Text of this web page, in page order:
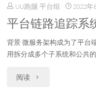
心
从
0
到
面
部
实
UU跑腿 平台组 2022年
平台链路追踪系
背景 微服务架构成为了平台
用拆分成多个子系统和公共
阅读 "平